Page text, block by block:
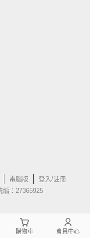
電腦版
登入/註冊
編：27365925
購物車 會員中心